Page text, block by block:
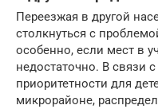
Переезжая в другой
столкнуться с
особенно, если мест в
недостаточно. В связи
приоритетности для
микрорайоне,